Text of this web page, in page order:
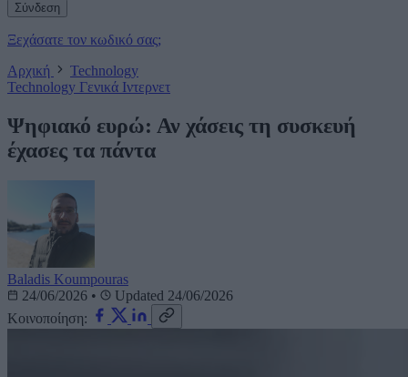
Ξεχάσατε τον κωδικό σας;
Αρχική
Technology
Technology Γενικά Ιντερνετ
Ψηφιακό ευρώ: Αν χάσεις τη συσκευή
έχασες τα πάντα
Baladis Koumpouras
24/06/2026 •
Updated 24/06/2026
Κοινοποίηση: